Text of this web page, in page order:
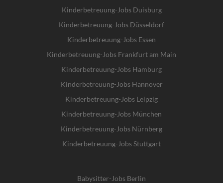
Kinderbetreuung-Jobs Duisburg
Kinderbetreuung-Jobs Düsseldorf
Kinderbetreuung-Jobs Essen
Kinderbetreuung-Jobs Frankfurt am Main
Kinderbetreuung-Jobs Hamburg
Kinderbetreuung-Jobs Hannover
Kinderbetreuung-Jobs Leipzig
Kinderbetreuung-Jobs München
Kinderbetreuung-Jobs Nürnberg
Kinderbetreuung-Jobs Stuttgart
Babysitter-Jobs Berlin